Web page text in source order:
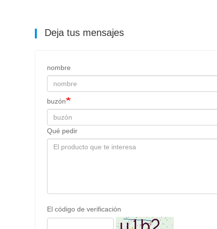
Deja tus mensajes
nombre
buzón
Qué pedir
El código de verificación